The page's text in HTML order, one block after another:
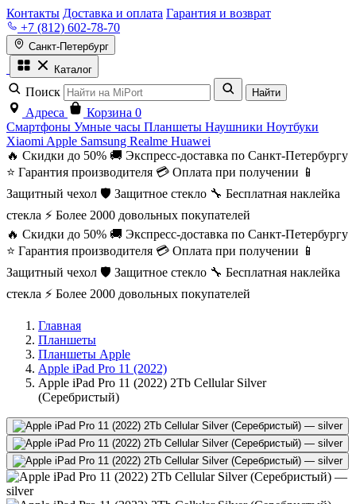
Контакты Доставка и оплата Гарантия и возврат
+7 (812) 602-78-70
Санкт-Петербург
Каталог
Поиск Найти
Адреса Корзина 0
Смартфоны Умные часы Планшеты Наушники Ноутбуки
Xiaomi Apple Samsung Realme Huawei
🔥 Скидки до 50% 🚚 Экспресс-доставка по Санкт-Петербургу
⭐ Гарантия производителя 💳 Оплата при получении 📱
Защитный чехол 🛡️ Защитное стекло 🔧 Бесплатная наклейка
стекла ⚡ Более 2000 довольных покупателей
🔥 Скидки до 50% 🚚 Экспресс-доставка по Санкт-Петербургу
⭐ Гарантия производителя 💳 Оплата при получении 📱
Защитный чехол 🛡️ Защитное стекло 🔧 Бесплатная наклейка
стекла ⚡ Более 2000 довольных покупателей
Главная
Планшеты
Планшеты Apple
Apple iPad Pro 11 (2022)
Apple iPad Pro 11 (2022) 2Tb Cellular Silver
(Серебристый)